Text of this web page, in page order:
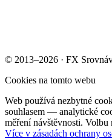
© 2013–2026 · FX
Cookies na tomto webu
Web používá nezbytné
souhlasem — analytické
měření návštěvnosti.
Více v zásadách ochrany